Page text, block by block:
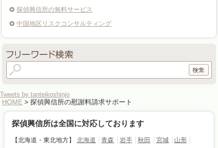
探偵興信所の無料サービス
中国地区リスクコンサルティング
Tweets by tanteikoshinjo
HOME > 探偵興信所の慰謝料請求サポート
探偵興信所は全国に対応しております
【北海道・東北地方】 北海道 青森 岩手 秋田 宮城
山形